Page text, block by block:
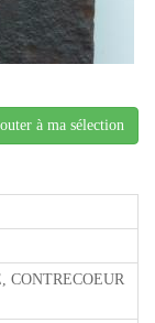
à ma sélection
CONTRECOEUR